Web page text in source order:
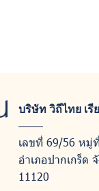
บริษัท วิถีไทย เรี
เลขที่ 69/56 หมู่
อำเภอปากเกร็ด
11120